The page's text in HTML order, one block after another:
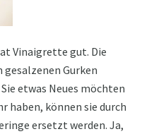
Vinaigrette gut. Die
Gurken
etwas Neues möchten
haben, können sie durch
ersetzt werden. Ja,